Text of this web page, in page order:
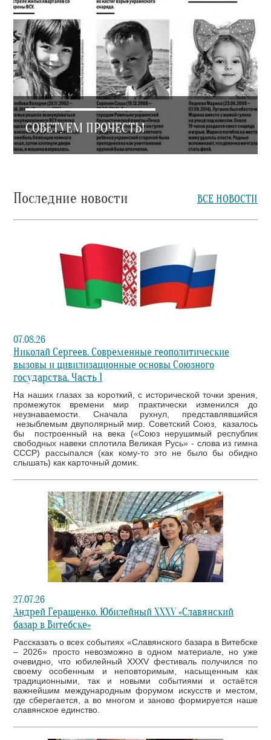
СОВЕТУЕМ ПРОЧЕСТЬ!
Последние новости ВСЕ НОВОСТИ
07.08.26
Николай Сергеев. Современные геополитические
вызовы и цивилизационные основы Союзного
государства. Часть 1
На наших глазах за короткий, с исторической точки зрения,
промежуток времени мир практически изменился до
неузнаваемости. Сначала рухнул, представлявшийся
незыблемым двуполярный мир. Советский Союз, казалось
бы построенный на века («Союз нерушимый республик
свободных навеки сплотила Великая Русь» - слова из гимна
СССР) рассыпался (как кому-то это не было бы обидно
слышать) как карточный домик.
27.07.26
Андрей Геращенко. Юбилейный XXXV «Славянский
базар в Витебске»
Рассказать о всех событиях «Славянского базара в Витебске
– 2026» просто невозможно в одном материале, но уже
очевидно, что юбилейный XXXV фестиваль получился по
своему особенным и неповторимым, насыщенным как
традиционными, так и новыми событиями и остаётся
важнейшим международным форумом искусств и местом,
где сберегается, а во многом и заново формируется наше
славянское единство.